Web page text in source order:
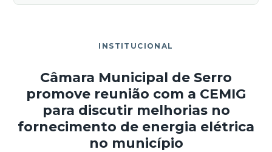
INSTITUCIONAL
Câmara Municipal de Serro
promove reunião com a CEMIG
para discutir melhorias no
fornecimento de energia elétrica
no município